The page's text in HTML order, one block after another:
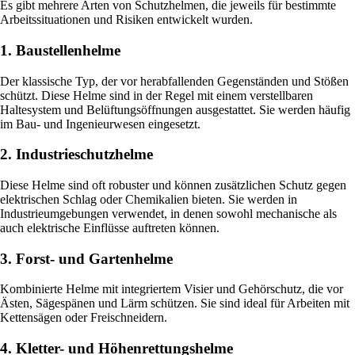
Es gibt mehrere Arten von Schutzhelmen, die jeweils für bestimmte
Arbeitssituationen und Risiken entwickelt wurden.
1. Baustellenhelme
Der klassische Typ, der vor herabfallenden Gegenständen und Stößen
schützt. Diese Helme sind in der Regel mit einem verstellbaren
Haltesystem und Belüftungsöffnungen ausgestattet. Sie werden häufig
im Bau- und Ingenieurwesen eingesetzt.
2. Industrieschutzhelme
Diese Helme sind oft robuster und können zusätzlichen Schutz gegen
elektrischen Schlag oder Chemikalien bieten. Sie werden in
Industrieumgebungen verwendet, in denen sowohl mechanische als
auch elektrische Einflüsse auftreten können.
3. Forst- und Gartenhelme
Kombinierte Helme mit integriertem Visier und Gehörschutz, die vor
Ästen, Sägespänen und Lärm schützen. Sie sind ideal für Arbeiten mit
Kettensägen oder Freischneidern.
4. Kletter- und Höhenrettungshelme